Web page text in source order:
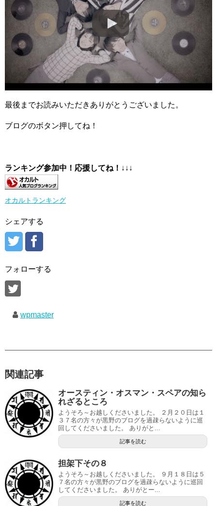
最後までお読みいただきありがとうございました。
ブログのボタン押してね！
ランキング参加中！応援してね！ ↓↓↓
オカルトランキング
シェアする
フォローする
wpmaster
関連記事
オースティン・オスマン・スペアの知ら
れざるところ
ようそろ～お越しくださいました。 ２月２０日は１
３７名の方々が黒野のブログを過疎らないように巡
回してくださいました。 ありがと...
記事を読む
担架下その８
ようそろ～お越しくださいました。 ９月１８日は５
７名の方々が黒野のブログを過疎らないように巡回
してくださいました。 ありがとー...
記事を読む